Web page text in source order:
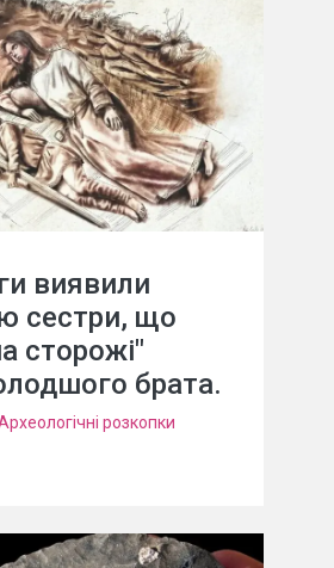
виявили
сестри, що
сторожі"
брата.
розкопки